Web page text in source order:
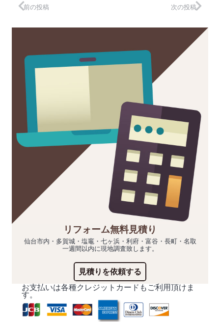
前の投稿 次の投稿
リフォーム無料見積り
仙台市内・多賀城・塩竈・七ヶ浜・利府・富谷・長町・名取
一週間以内に現地調査致します。
見積りを依頼する
お支払いは各種クレジットカードもご利用頂けま
す。